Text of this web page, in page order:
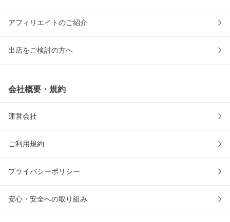
アフィリエイトのご紹介
出店をご検討の方へ
会社概要・規約
運営会社
ご利用規約
プライバシーポリシー
安心・安全への取り組み